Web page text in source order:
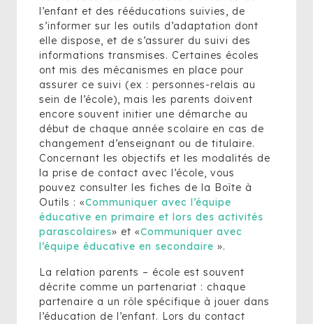
l’enfant et des rééducations suivies, de
s’informer sur les outils d’adaptation dont
elle dispose, et de s’assurer du suivi des
informations transmises. Certaines écoles
ont mis des mécanismes en place pour
assurer ce suivi (ex : personnes-relais au
sein de l’école), mais les parents doivent
encore souvent initier une démarche au
début de chaque année scolaire en cas de
changement d’enseignant ou de titulaire.
Concernant les objectifs et les modalités de
la prise de contact avec l’école, vous
pouvez consulter les fiches de la Boîte à
Outils : «Communiquer avec l’équipe
éducative en primaire et lors des activités
parascolaires» et «Communiquer avec
l’équipe éducative en secondaire ».
La relation parents – école est souvent
décrite comme un partenariat : chaque
partenaire a un rôle spécifique à jouer dans
l’éducation de l’enfant. Lors du contact